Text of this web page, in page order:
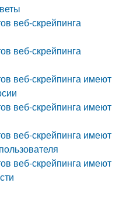
веб-скрейпинга
веб-скрейпинга
веб-скрейпинга имеют
веб-скрейпинга имеют
веб-скрейпинга имеют
веб-скрейпинга имеют